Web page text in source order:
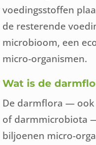
voedingsstoffen
de resterende
microbioom, een
micro-organismen.
Wat is de
De darmflora —
of darmmicrobiota
biljoenen micro-